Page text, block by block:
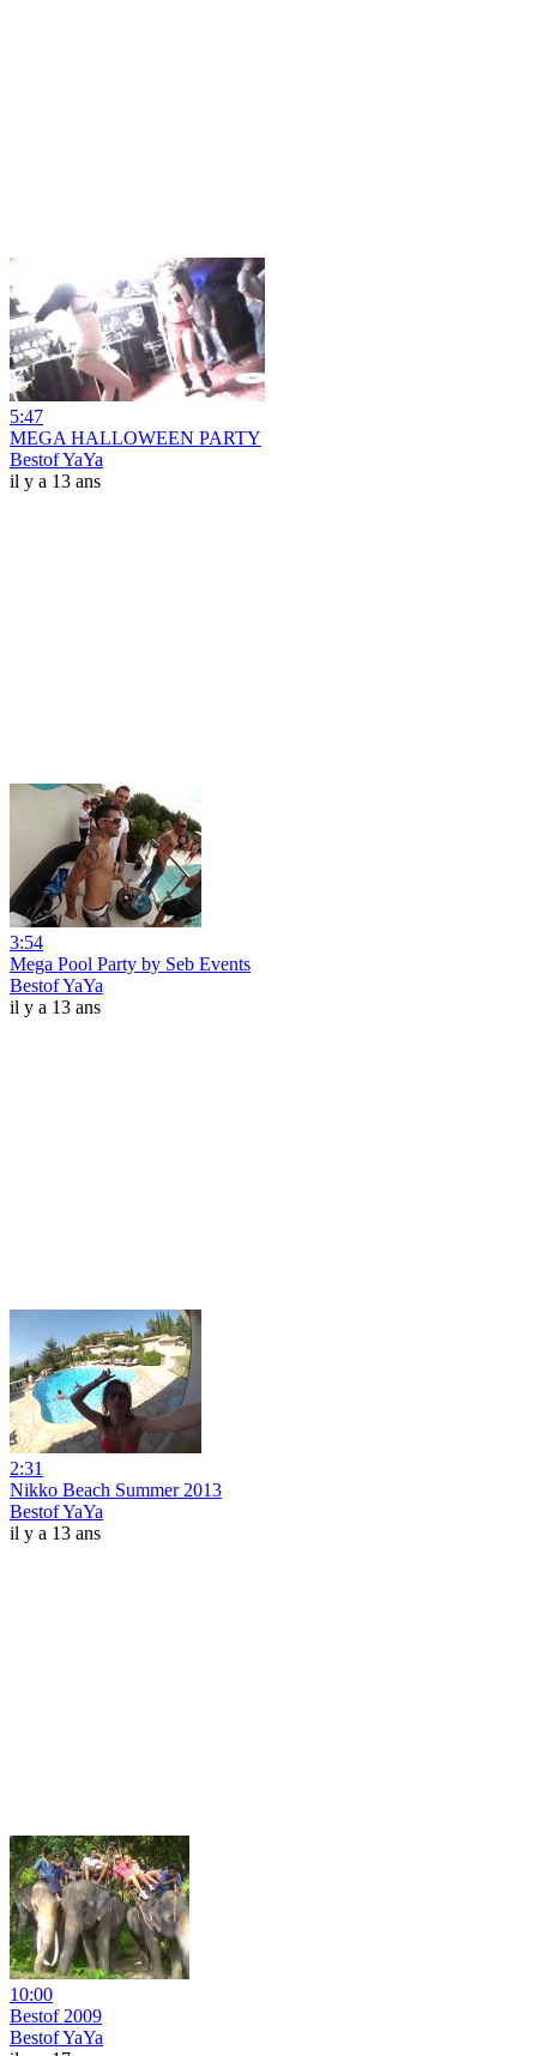
5:47
MEGA HALLOWEEN PARTY
Bestof YaYa
il y a 13 ans
3:54
Mega Pool Party by Seb Events
Bestof YaYa
il y a 13 ans
2:31
Nikko Beach Summer 2013
Bestof YaYa
il y a 13 ans
10:00
Bestof 2009
Bestof YaYa